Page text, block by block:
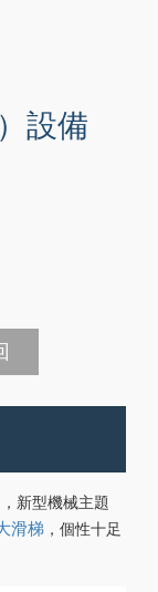
設備
新型機械主題
滑梯，個性十足